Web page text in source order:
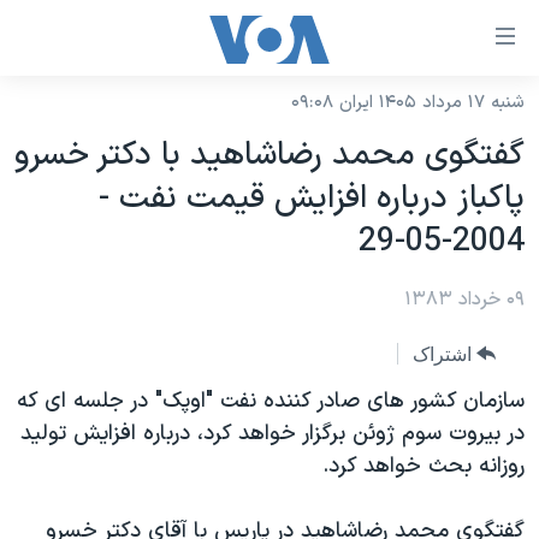
لینکهای
دسترسی
جهش
محتوای
اصلی
به
صفحه
جهش
به
جستجو
نسخه سبک وب‌سایت
موضوع ها
آمریکا
جهان
ورزشی
گزیده‌ها
ویژه برنامه‌ها
ویدیوها
برنامه های تلویزیونی
جدول برنامه ها
صفحه‌های ویژه
جام جهانی ۲۰۲۶
عملیات خشم حماسی
۲۵۰سالگی آمریکا
بایگانی برنامه‌های تلویزیونی
فرکانس‌های صدای آمریکا
پخش رادیویی
شنبه ۱۷ مرداد ۱۴۰۵ ایران ۰۹:۰۸
گفتگوی محمد رضاشاهيد با دکتر خسرو
پاکباز درباره افزايش قيمت نفت -
2004-05-29
۰۹ خرداد ۱۳۸۳
اشتراک
سازمان کشور های صادر کننده نفت "اوپک" در جلسه ای که
در بيروت سوم ژوئن برگزار خواهد کرد، درباره افزايش توليد
روزانه بحث خواهد کرد.
گفتگوی محمد رضاشاهيد در پاريس با آقای دکتر خسرو